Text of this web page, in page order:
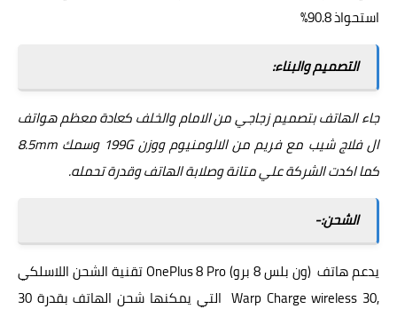
استحواذ 90.8%
التصميم والبناء:
جاء الهاتف بتصميم زجاجي من الامام والخلف كعادة معظم هواتف
ال فلاج شيب مع فريم من الالومنيوم ووزن 199G وسمك 8.5mm
كما اكدت الشركة علي متانة وصلابة الهاتف وقدرة تحمله.
الشحن:-
يدعم هاتف (ون بلس 8 برو) OnePlus 8 Pro تقنية الشحن اللاسلكي
,Warp
Charge wireless
30 التي يمكنها شحن الهاتف بقدرة 30